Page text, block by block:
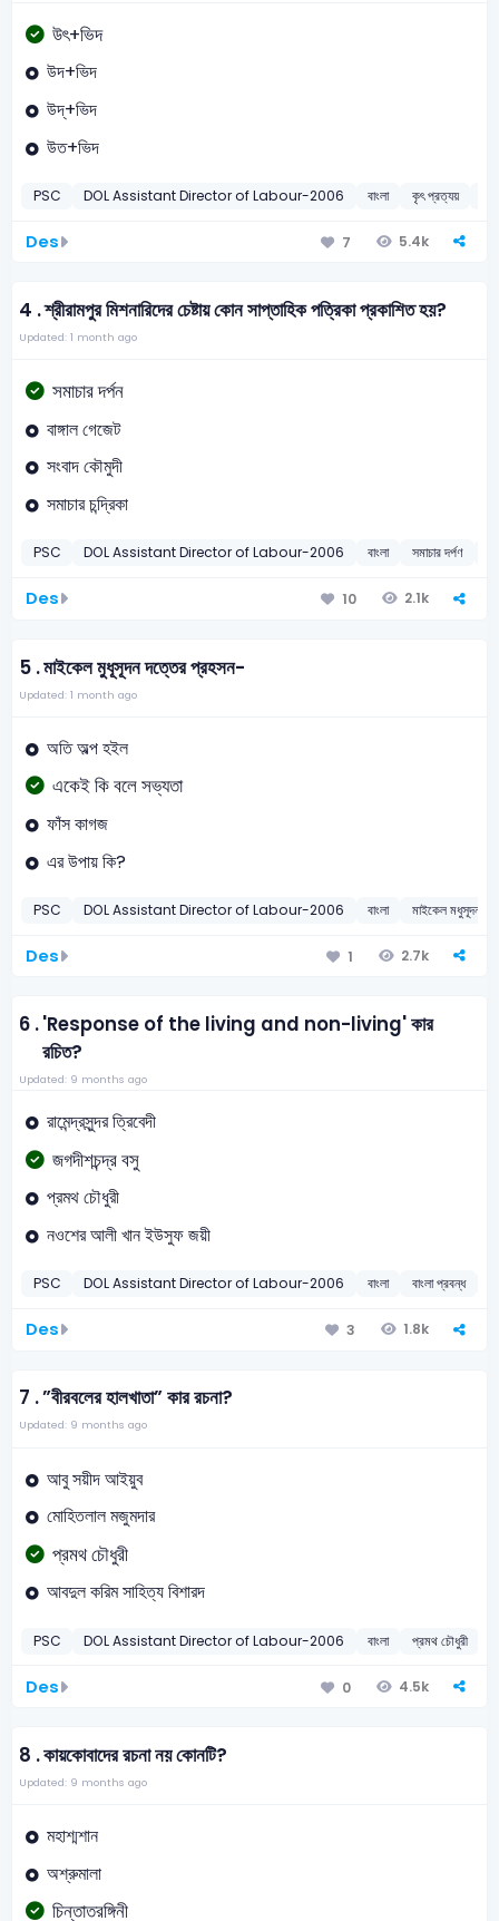
উৎ+ভিদ
উদ+ভিদ
উদ্‌+ভিদ
উত+ভিদ
PSC DOL Assistant Director of Labour-2006 বাংলা কৃৎ প্রত্যয়
Des 7 5.4k
4 .শ্রীরামপুর মিশনারিদের চেষ্টায় কোন সাপ্তাহিক পত্রিকা প্রকাশিত হয়?
Updated: 1 month ago
সমাচার দর্পন
বাঙ্গাল গেজেট
সংবাদ কৌমুদী
সমাচার চন্দ্রিকা
PSC DOL Assistant Director of Labour-2006 বাংলা সমাচার দর্পণ
Des 10 2.1k
5 .মাইকেল মুধূসূদন দত্তের প্রহসন-
Updated: 1 month ago
অতি অল্প হইল
একেই কি বলে সভ্যতা
ফাঁস কাগজ
এর উপায় কি?
PSC DOL Assistant Director of Labour-2006 বাংলা মাইকেল মধুসূদন
Des 1 2.7k
6 .'Response of the living and non-living' কার
রচিত?
Updated: 9 months ago
রামেন্দ্রসুন্দর ত্রিবেদী
জগদীশচন্দ্র বসু
প্রমথ চৌধুরী
নওশের আলী খান ইউসুফ জয়ী
PSC DOL Assistant Director of Labour-2006 বাংলা বাংলা প্রবন্ধ
Des 3 1.8k
7 .”বীরবলের হালখাতা” কার রচনা?
Updated: 9 months ago
আবু সয়ীদ আইয়ুব
মোহিতলাল মজুমদার
প্রমথ চৌধুরী
আবদুল করিম সাহিত্য বিশারদ
PSC DOL Assistant Director of Labour-2006 বাংলা প্রমথ চৌধুরী
Des 0 4.5k
8 .কায়কোবাদের রচনা নয় কোনটি?
Updated: 9 months ago
মহাশ্মশান
অশ্রুমালা
চিন্তাতরঙ্গিনী